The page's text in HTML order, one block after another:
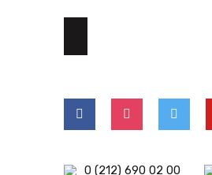
0 (212) 690 02 00